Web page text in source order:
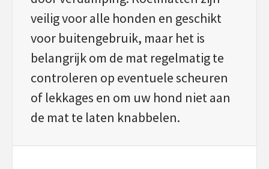
veilig voor alle honden en geschikt
voor buitengebruik, maar het is
belangrijk om de mat regelmatig te
controleren op eventuele scheuren
of lekkages en om uw hond niet aan
de mat te laten knabbelen.